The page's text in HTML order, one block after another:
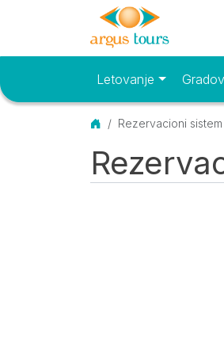
Osnovni meniLetovanje
Početna
Rezervacioni sistem